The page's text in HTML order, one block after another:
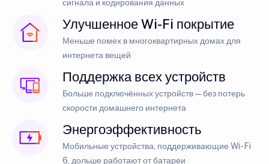
сигнала и кодирования данных
Улучшенное Wi-Fi покрытие
Меньше помех в многоквартирных домах для
интернета вещей
Поддержка всех устройств
Больше подключённых устройств — без потерь
скорости домашнего интернета
Энергоэффективность
Мобильные устройства, поддерживающие Wi-Fi
6, дольше работают от батареи